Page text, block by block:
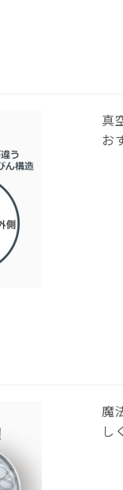
真
お
魔
し